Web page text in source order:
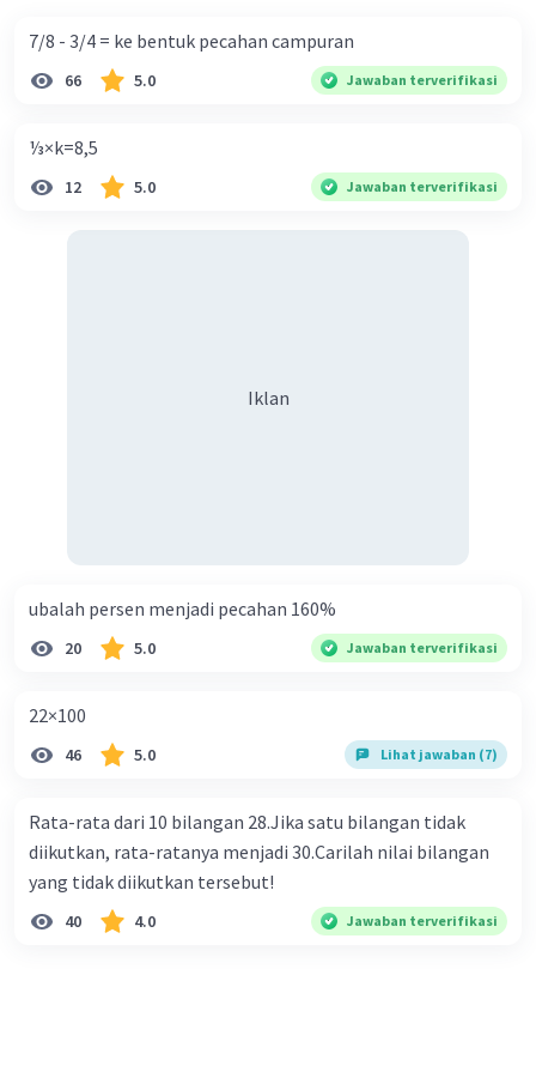
7/8 - 3/4 = ke bentuk pecahan campuran
66 5.0 Jawaban terverifikasi
⅓×k=8,5
12 5.0 Jawaban terverifikasi
Iklan
ubalah persen menjadi pecahan 160%
20 5.0 Jawaban terverifikasi
22×100
46 5.0 Lihat jawaban (7)
Rata-rata dari 10 bilangan 28.Jika satu bilangan tidak
diikutkan, rata-ratanya menjadi 30.Carilah nilai bilangan
yang tidak diikutkan tersebut!
40 4.0 Jawaban terverifikasi